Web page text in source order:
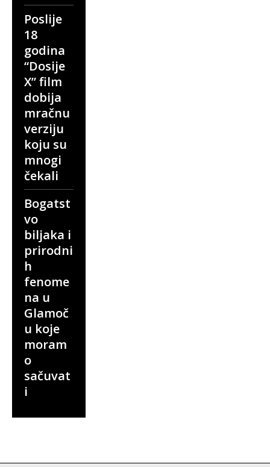
Poslije
18
godina
“Dosije
X” film
dobija
mračnu
verziju
koju su
mnogi
čekali
Bogatst
vo
biljaka i
prirodni
h
fenome
na u
Glamoč
u koje
moram
o
sačuvat
i